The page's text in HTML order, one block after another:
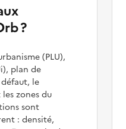
?
(PLU),
plan de
défaut, le
zones du
sont
: densité,